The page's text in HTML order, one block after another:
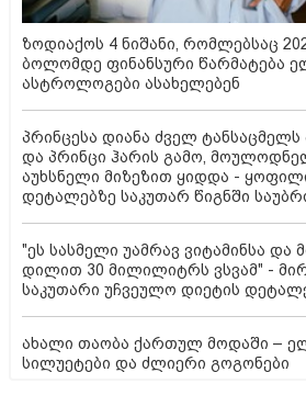
ზოდიაქოს 4 ნიშანი, რომლებსაც
ბოლომდე ფინანსური წარმატება
ასტროლოგები ასახელებენ
პრინცესა დიანა ძველ ტანსაცმელს
და პრინცი ჰარის გამო,
აუხსნელი მიზეზით ყიდდა -
დეტალებზე საკუთარ წიგნში
"ეს სასმელი უამრავ ვიტამინსა და
დილით 30 მილილიტრს ვსვამ" -
საკუთარი უჩვეულო დიეტის
ახალი თაობა ქართულ მოდაში –
სილუეტები და ძლიერი გოგონები